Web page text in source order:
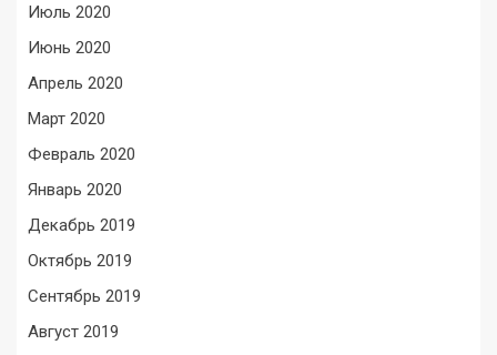
Июль 2020
Июнь 2020
Апрель 2020
Март 2020
Февраль 2020
Январь 2020
Декабрь 2019
Октябрь 2019
Сентябрь 2019
Август 2019